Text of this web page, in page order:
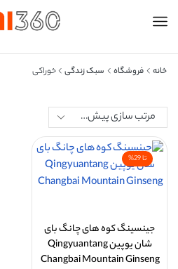
خانه فروشگاه سبک زندگی خوراکی
تا 29%
جینسینگ کوه های چانگ بای
شان یوپین Qingyuantang
Changbai Mountain Ginseng